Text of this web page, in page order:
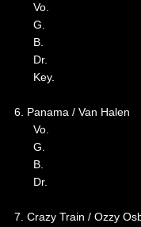
Vo.
G.
B.
Dr.
Key.
6. Panama / Van Halen
Vo.
G.
B.
Dr.
7. Crazy Train / Ozzy